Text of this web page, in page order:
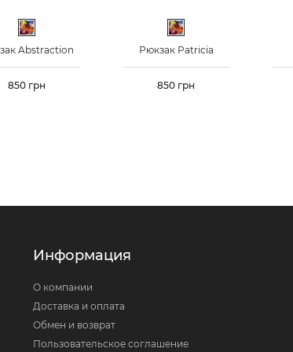
Разноцветный
Abstraction
Цена
850 грн
Разноцветный
Рюкзак Patricia
Цена
850 грн
Информация
О компании
Доставка и оплата
Обмен и возврат
Пользовательское соглашение